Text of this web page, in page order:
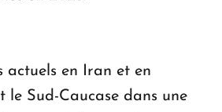
actuels en Iran et en
le Sud-Caucase dans une